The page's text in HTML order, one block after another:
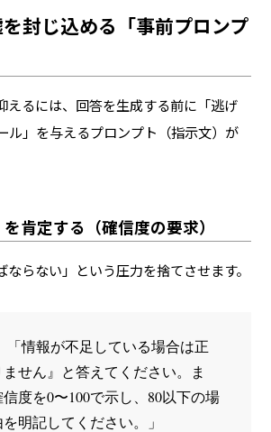
封じ込める「事前プロンプ
えるには、回答を生成する前に「逃げ
ル」を与えるプロンプト（指示文）が
肯定する（確信度の要求）
らない」という圧力を捨てさせます。
「情報が不足している場合は正
せん』と答えてください。ま
度を0〜100で示し、80以下の場
明記してください。」